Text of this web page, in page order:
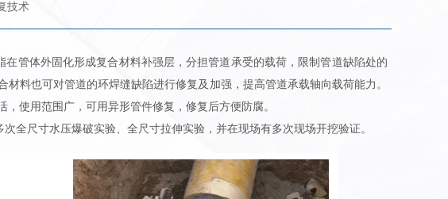
技术
管体外固化形成复合材料补强层，分担管道承受的载荷，限制管道缺陷处的
料也可对管道的环焊缝缺陷进行修复及加强，提高管道承载轴向载荷能力。
使用范围广，可用异形管件修复，修复后方便防腐。
全尺寸水压爆破实验、全尺寸拉伸实验，并在现场有多次现场开挖验证。